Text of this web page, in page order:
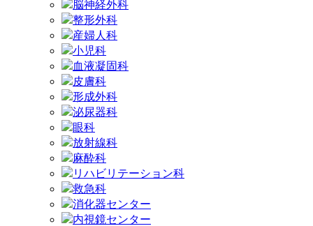
脳神経外科
整形外科
産婦人科
小児科
血液凝固科
皮膚科
形成外科
泌尿器科
眼科
放射線科
麻酔科
リハビリテーション科
救急科
消化器センター
内視鏡センター